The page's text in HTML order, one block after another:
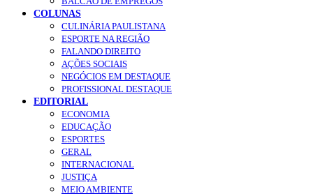
COLUNAS
CULINÁRIA PAULISTANA
ESPORTE NA REGIÃO
FALANDO DIREITO
AÇÕES SOCIAIS
NEGÓCIOS EM DESTAQUE
PROFISSIONAL DESTAQUE
EDITORIAL
ECONOMIA
EDUCAÇÃO
ESPORTES
GERAL
INTERNACIONAL
JUSTIÇA
MEIO AMBIENTE